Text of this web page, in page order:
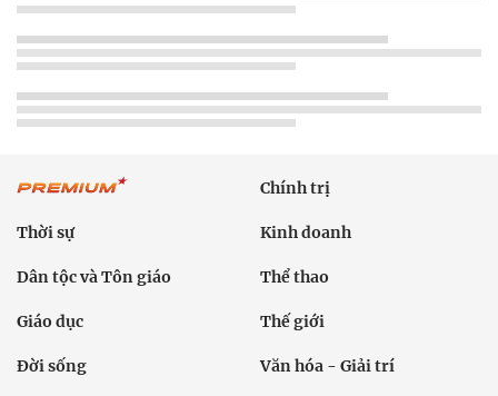
Chính trị
Thời sự Kinh doanh
Dân tộc và Tôn giáo Thể thao
Giáo dục Thế giới
Đời sống Văn hóa - Giải trí